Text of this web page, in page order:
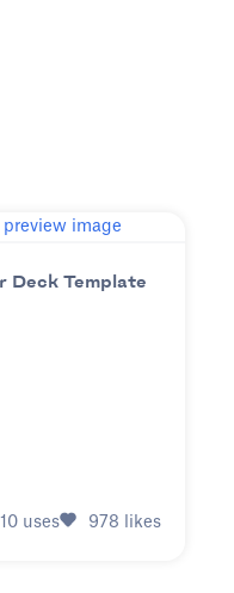
Deck Template
uses 978 likes